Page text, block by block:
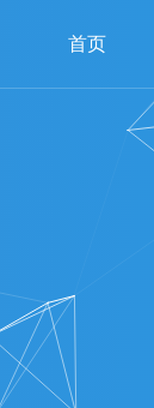
首页